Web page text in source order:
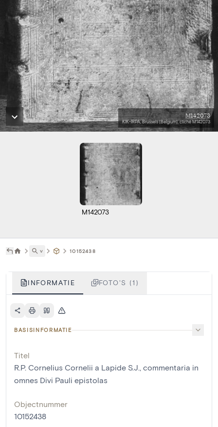
M142073
KIK-IRPA, Brussels (Belgium), cliché M142073
M142073
˅ 10152438
INFORMATIE FOTO'S (1)
BASISINFORMATIE
Titel
R.P. Cornelius Cornelii a Lapide S.J., commentaria in
omnes Divi Pauli epistolas
Objectnummer
10152438